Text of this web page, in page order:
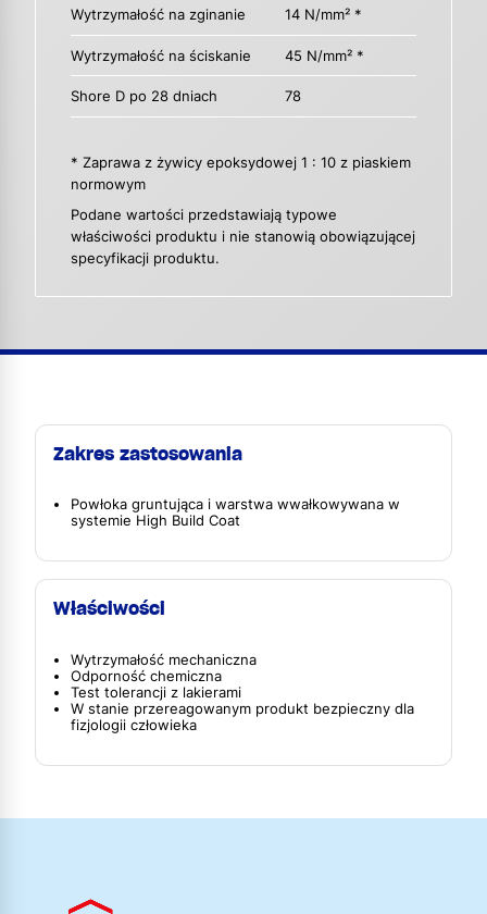
Wytrzymałość na zginanie 14 N/mm² *
Wytrzymałość na ściskanie 45 N/mm² *
Shore D po 28 dniach 78
* Zaprawa z żywicy epoksydowej 1 : 10 z piaskiem
normowym
Podane wartości przedstawiają typowe
właściwości produktu i nie stanowią obowiązującej
specyfikacji produktu.
Zakres zastosowania
Powłoka gruntująca i warstwa wwałkowywana w
systemie High Build Coat
Właściwości
Wytrzymałość mechaniczna
Odporność chemiczna
Test tolerancji z lakierami
W stanie przereagowanym produkt bezpieczny dla
fizjologii człowieka